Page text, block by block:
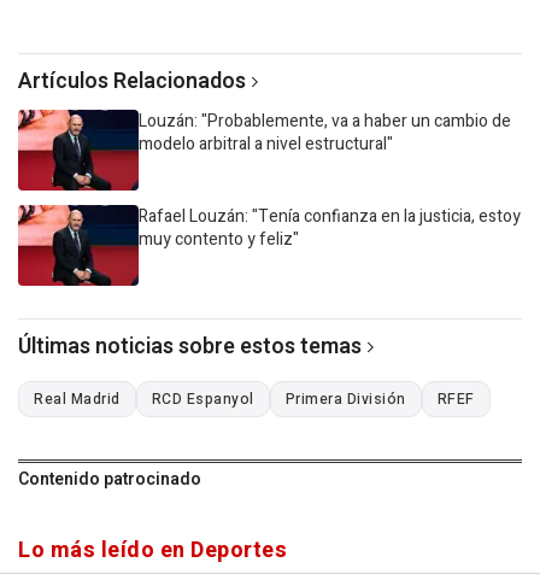
Artículos Relacionados
Louzán: "Probablemente, va a haber un cambio de
modelo arbitral a nivel estructural"
Rafael Louzán: "Tenía confianza en la justicia, estoy
muy contento y feliz"
Últimas noticias sobre estos temas
Real Madrid RCD Espanyol Primera División RFEF
Contenido patrocinado
Lo más leído en Deportes